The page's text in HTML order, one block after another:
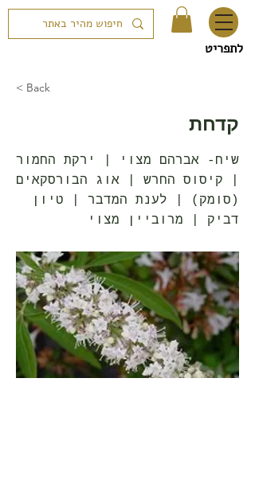
לתפריט
< Back
קדחת
שיח- אברהם מצוי | ירקת החמור
| קיסוס החרש | אוג הבורסקאים
(סומק) | לענת המדבר | טיון
דביק | מרוביין מצוי